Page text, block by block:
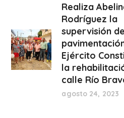
Realiza
Rodríguez la
supervisión
Ejército
la
calle Río
agosto 24, 2023